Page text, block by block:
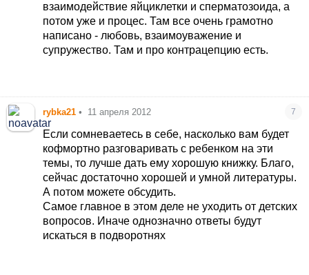
взаимодействие яйциклетки и сперматозоида, а
потом уже и процес. Там все очень грамотно
написано - любовь, взаимоуважение и
супружество. Там и про контрацепцию есть.
rybka21 • 11 апреля 2012 7
Если сомневаетесь в себе, насколько вам будет
кофмортно разговаривать с ребенком на эти
темы, то лучше дать ему хорошую книжку. Благо,
сейчас достаточно хорошей и умной литературы.
А потом можете обсудить.
Самое главное в этом деле не уходить от детских
вопросов. Иначе однозначно ответы будут
искаться в подворотнях